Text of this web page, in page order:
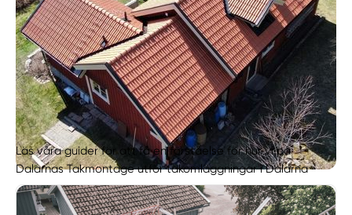
Läs våra guider för att få en förståelse för hur vi på
Dalarnas Takmontage utför takomläggningar i Dalarna